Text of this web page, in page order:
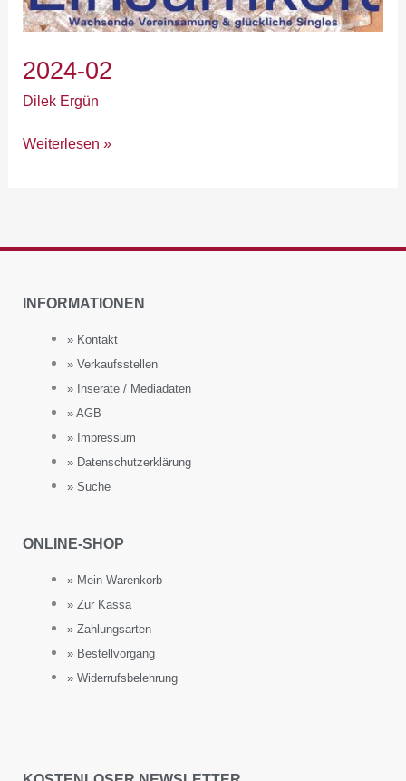
2024-02
Dilek Ergün
Weiterlesen »
INFORMATIONEN
» Kontakt
» Verkaufsstellen
» Inserate / Mediadaten
» AGB
» Impressum
» Datenschutzerklärung
» Suche
ONLINE-SHOP
» Mein Warenkorb
» Zur Kassa
» Zahlungsarten
» Bestellvorgang
» Widerrufsbelehrung